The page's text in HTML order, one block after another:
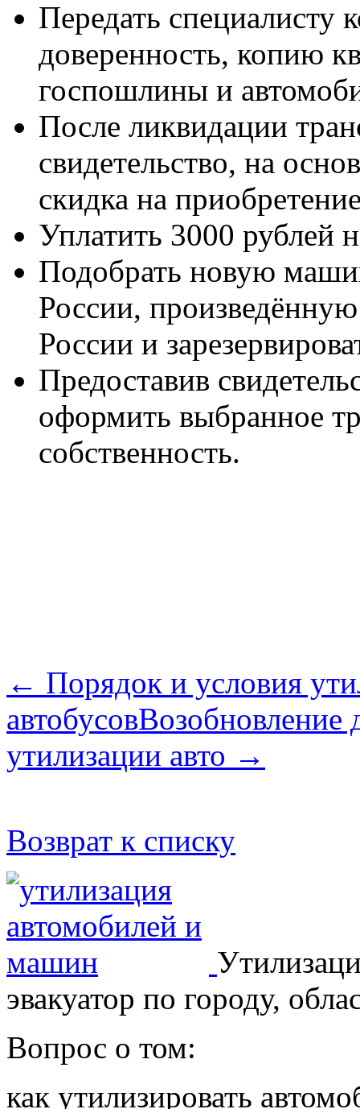
Передать
доверенность, копию
госпошлины и
После ликвидации
свидетельство, на
скидка на
Уплатить 3000 рублей
Подобрать новую
России,
России и
Предоставив
оформить выбранное
собственность.
← Порядок и условия
автобусовВозобновление
утилизации авто →
Возврат к списку
эвакуатор по городу,
Вопрос о том:
как утилизировать